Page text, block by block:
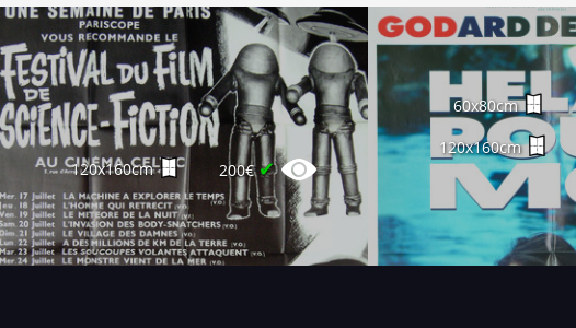
120x160cm 200€✔
60x80cm
120x160cm